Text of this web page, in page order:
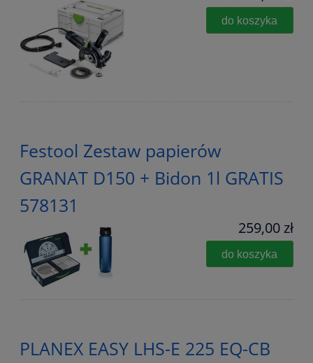
do koszyka
Festool Zestaw papierów
GRANAT D150 + Bidon 1l GRATIS
578131
259,00 zł
do koszyka
PLANEX EASY LHS-E 225 EQ-CB